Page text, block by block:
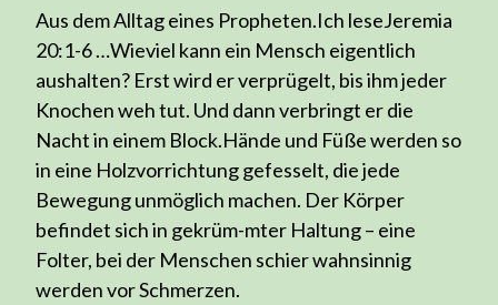
Aus dem Alltag eines Propheten.Ich leseJeremia
20:1-6 …Wieviel kann ein Mensch eigentlich
aushalten? Erst wird er verprügelt, bis ihm jeder
Knochen weh tut. Und dann verbringt er die
Nacht in einem Block.Hände und Füße werden so
in eine Holzvorrichtung gefesselt, die jede
Bewegung unmöglich machen. Der Körper
befindet sich in gekrüm-mter Haltung – eine
Folter, bei der Menschen schier wahnsinnig
werden vor Schmerzen.